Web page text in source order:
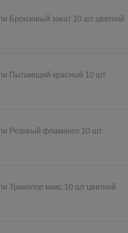
Бронзовый закат 10 шт цветной
Пылающий красный 10 шт
Розовый фламинго 10 шт
Триколор микс 10 шт цветной